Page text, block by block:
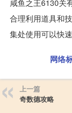
咸鱼之王6130关
合理利用道具和
集处使用可以快
网络
上一篇
奇数德攻略